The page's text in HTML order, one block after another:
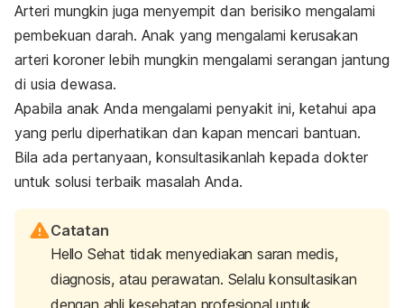
Arteri mungkin juga menyempit dan berisiko mengalami
pembekuan darah. Anak yang mengalami kerusakan
arteri koroner lebih mungkin mengalami serangan jantung
di usia dewasa.
Apabila anak Anda mengalami penyakit ini, ketahui apa
yang perlu diperhatikan dan kapan mencari bantuan.
Bila ada pertanyaan, konsultasikanlah kepada dokter
untuk solusi terbaik masalah Anda.
Catatan
Hello Sehat tidak menyediakan saran medis,
diagnosis, atau perawatan. Selalu konsultasikan
dengan ahli kesehatan profesional untuk